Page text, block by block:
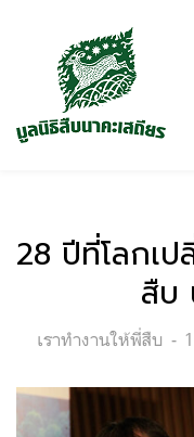
28 ปีที่โลกเ
สืบ
Categories:
เราทำงานให้พี่สืบ